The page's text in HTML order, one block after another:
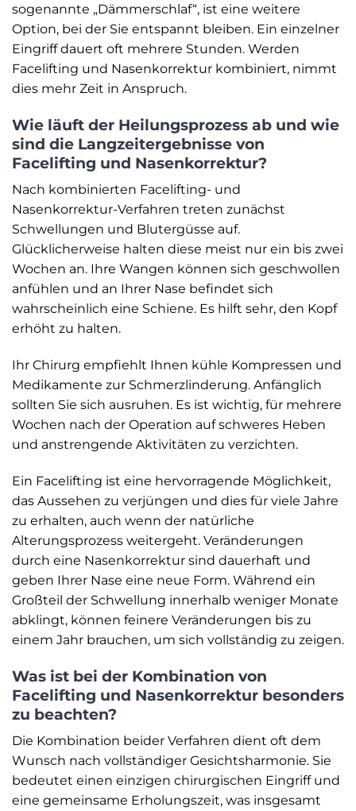
sogenannte „Dämmerschlaf“, ist eine weitere
Option, bei der Sie entspannt bleiben. Ein einzelner
Eingriff dauert oft mehrere Stunden. Werden
Facelifting und Nasenkorrektur kombiniert, nimmt
dies mehr Zeit in Anspruch.
Wie läuft der Heilungsprozess ab und wie
sind die Langzeitergebnisse von
Facelifting und Nasenkorrektur?
Nach kombinierten Facelifting- und
Nasenkorrektur-Verfahren treten zunächst
Schwellungen und Blutergüsse auf.
Glücklicherweise halten diese meist nur ein bis zwei
Wochen an. Ihre Wangen können sich geschwollen
anfühlen und an Ihrer Nase befindet sich
wahrscheinlich eine Schiene. Es hilft sehr, den Kopf
erhöht zu halten.
Ihr Chirurg empfiehlt Ihnen kühle Kompressen und
Medikamente zur Schmerzlinderung. Anfänglich
sollten Sie sich ausruhen. Es ist wichtig, für mehrere
Wochen nach der Operation auf schweres Heben
und anstrengende Aktivitäten zu verzichten.
Ein Facelifting ist eine hervorragende Möglichkeit,
das Aussehen zu verjüngen und dies für viele Jahre
zu erhalten, auch wenn der natürliche
Alterungsprozess weitergeht. Veränderungen
durch eine Nasenkorrektur sind dauerhaft und
geben Ihrer Nase eine neue Form. Während ein
Großteil der Schwellung innerhalb weniger Monate
abklingt, können feinere Veränderungen bis zu
einem Jahr brauchen, um sich vollständig zu zeigen.
Was ist bei der Kombination von
Facelifting und Nasenkorrektur besonders
zu beachten?
Die Kombination beider Verfahren dient oft dem
Wunsch nach vollständiger Gesichtsharmonie. Sie
bedeutet einen einzigen chirurgischen Eingriff und
eine gemeinsame Erholungszeit, was insgesamt